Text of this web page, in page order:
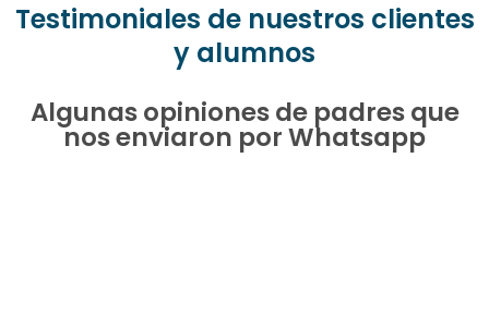
Testimoniales de nuestros clientes
y alumnos
Algunas opiniones de padres que
nos enviaron por Whatsapp